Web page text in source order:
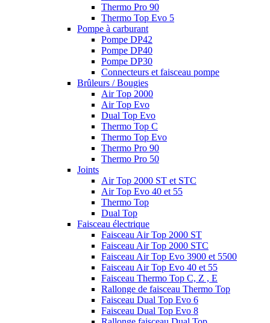
Thermo Pro 90
Thermo Top Evo 5
Pompe à carburant
Pompe DP42
Pompe DP40
Pompe DP30
Connecteurs et faisceau pompe
Brûleurs / Bougies
Air Top 2000
Air Top Evo
Dual Top Evo
Thermo Top C
Thermo Top Evo
Thermo Pro 90
Thermo Pro 50
Joints
Air Top 2000 ST et STC
Air Top Evo 40 et 55
Thermo Top
Dual Top
Faisceau électrique
Faisceau Air Top 2000 ST
Faisceau Air Top 2000 STC
Faisceau Air Top Evo 3900 et 5500
Faisceau Air Top Evo 40 et 55
Faisceau Thermo Top C, Z , E
Rallonge de faisceau Thermo Top
Faisceau Dual Top Evo 6
Faisceau Dual Top Evo 8